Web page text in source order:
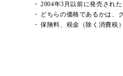
2004年3月以前に発売され
どちらの価格であるかは、
保険料、税金（除く消費税